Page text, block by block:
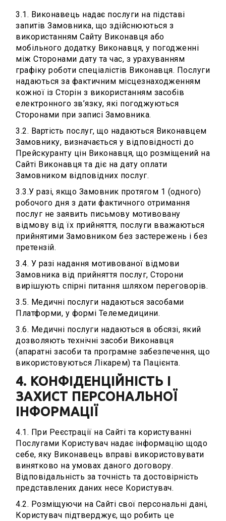
3.1. Виконавець надає послуги на підставі
запитів Замовника, що здійснюються з
використанням Сайту Виконавця або
мобільного додатку Виконавця, у погодженні
між Сторонами дату та час, з урахуванням
графіку роботи спеціалістів Виконавця. Послуги
надаються за фактичним місцезнаходженням
кожної із Сторін з використанням засобів
електронного зв’язку, які погоджуються
Сторонами при записі Замовника.
3.2. Вартість послуг, що надаються Виконавцем
Замовнику, визначається у відповідності до
Прейскуранту цін Виконавця, що розміщений на
Сайті Виконавця та діє на дату оплати
Замовником відповідних послуг.
3.3.У разі, якщо Замовник протягом 1 (одного)
робочого дня з дати фактичного отримання
послуг не заявить письмову мотивовану
відмову від їх прийняття, послуги вважаються
прийнятими Замовником без застережень і без
претензій.
3.4. У разі надання мотивованої відмови
Замовника від прийняття послуг, Сторони
вирішують спірні питання шляхом переговорів.
3.5. Медичні послуги надаються засобами
Платформи, у формі Телемедицини.
3.6. Медичні послуги надаються в обсязі, який
дозволяють технічні засоби Виконавця
(апаратні засоби та програмне забезпечення, що
використовуються Лікарем) та Пацієнта.
4. КОНФІДЕНЦІЙНІСТЬ І
ЗАХИСТ ПЕРСОНАЛЬНОЇ
ІНФОРМАЦІЇ
4.1. При Реєстрації на Сайті та користуванні
Послугами Користувач надає інформацію щодо
себе, яку Виконавець вправі використовувати
винятково на умовах даного договору.
Відповідальність за точність та достовірність
представлених даних несе Користувач.
4.2. Розміщуючи на Сайті свої персональні дані,
Користувач підтверджує, що робить це